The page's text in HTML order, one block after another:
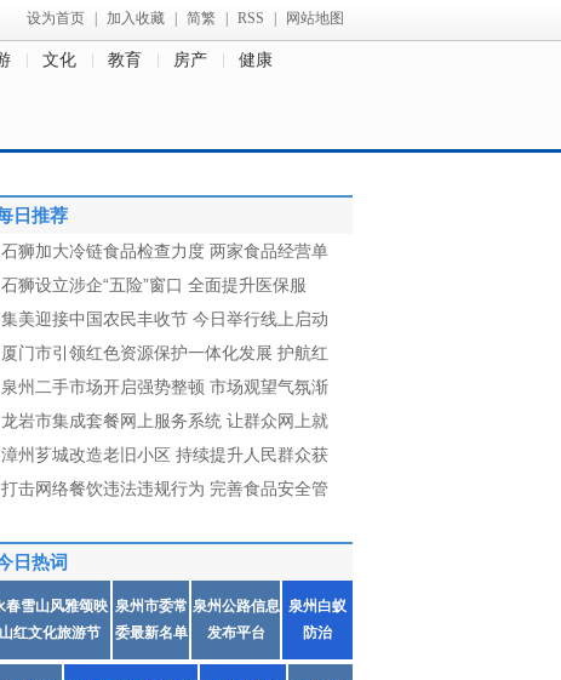
设为首页 加入收藏 简繁 RSS 网站地图
文化 教育 房产 健康
日推荐
石狮加大冷链食品检查力度 两家食品经营单
石狮设立涉企“五险”窗口 全面提升医保服
集美迎接中国农民丰收节 今日举行线上启动
厦门市引领红色资源保护一体化发展 护航红
泉州二手市场开启强势整顿 市场观望气氛渐
龙岩市集成套餐网上服务系统 让群众网上就
漳州芗城改造老旧小区 持续提升人民群众获
打击网络餐饮违法违规行为 完善食品安全管
日热词
春雪山风雅颂映
山红文化旅游节
泉州市委常
委最新名单
泉州公路信息
发布平台
泉州白蚁
防治